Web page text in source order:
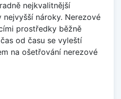
nejkvalitnější
nároky. Nerezové
prostředky běžně
od času se vyleští
na ošetřování nerezové